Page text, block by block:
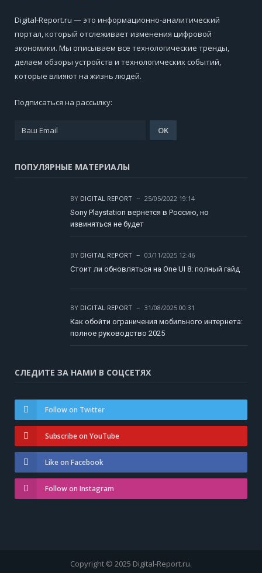
Digital-Report.ru — это информационно-аналитический
портал, который отслеживает изменения цифровой
экономики. Мы описываем все технологические тренды,
делаем обзоры устройств и технологических событий,
которые влияют на жизнь людей.
Подписаться на рассылку:
ПОПУЛЯРНЫЕ МАТЕРИАЛЫ
BY DIGITAL REPORT
25/05/2022 19:14
Sony Playstation вернется в Россию, но
извиняться не будет
BY DIGITAL REPORT
03/11/2025 12:46
Стоит ли обновляться на One UI 8: полный гайд
BY DIGITAL REPORT
31/08/2025 00:31
Как обойти ограничения мобильного интернета:
полное руководство 2025
СЛЕДИТЕ ЗА НАМИ В СОЦСЕТЯХ
Follow on Twitter
Subscribe on YouTube
Like on Facebook
Follow on Instagram
Copyright © 2025 Digital-Report.ru.